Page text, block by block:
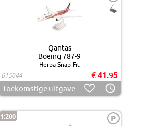
Qantas
Boeing 787-9
Herpa Snap-Fit
615044
€ 41.95
Toekomstige uitgave
1:200 P